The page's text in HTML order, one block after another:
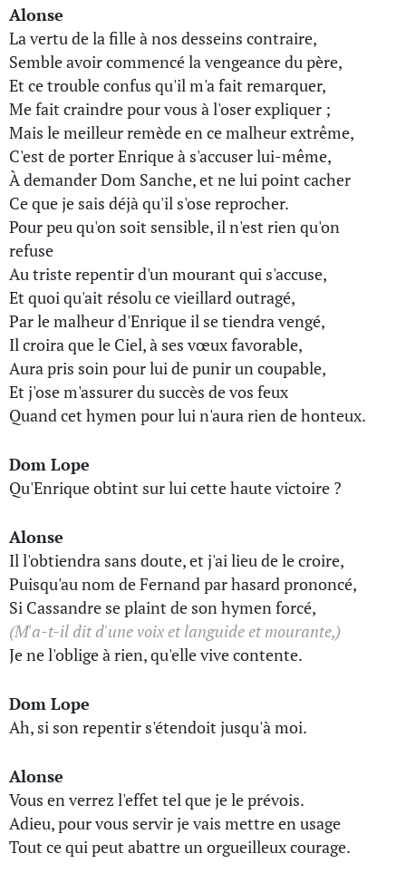
Alonse
La vertu de la fille à nos desseins contraire,
Semble avoir commencé la vengeance du père,
Et ce trouble confus qu'il m'a fait remarquer,
Me fait craindre pour vous à l'oser expliquer ;
Mais le meilleur remède en ce malheur extrême,
C'est de porter Enrique à s'accuser lui-même,
À demander Dom Sanche, et ne lui point cacher
Ce que je sais déjà qu'il s'ose reprocher.
Pour peu qu'on soit sensible, il n'est rien qu'on
refuse
Au triste repentir d'un mourant qui s'accuse,
Et quoi qu'ait résolu ce vieillard outragé,
Par le malheur d'Enrique il se tiendra vengé,
Il croira que le Ciel, à ses vœux favorable,
Aura pris soin pour lui de punir un coupable,
Et j'ose m'assurer du succès de vos feux
Quand cet hymen pour lui n'aura rien de honteux.
Dom Lope
Qu'Enrique obtint sur lui cette haute victoire ?
Alonse
Il l'obtiendra sans doute, et j'ai lieu de le croire,
Puisqu'au nom de Fernand par hasard prononcé,
Si Cassandre se plaint de son hymen forcé,
(M'a-t-il dit d'une voix et languide et mourante,)
Je ne l'oblige à rien, qu'elle vive contente.
Dom Lope
Ah, si son repentir s'étendoit jusqu'à moi.
Alonse
Vous en verrez l'effet tel que je le prévois.
Adieu, pour vous servir je vais mettre en usage
Tout ce qui peut abattre un orgueilleux courage.